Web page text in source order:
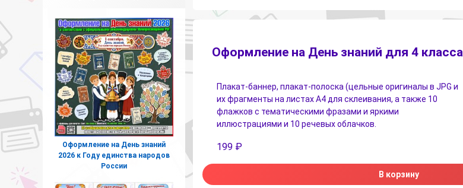
Оформление на День знаний для 4 класса
Плакат-баннер, плакат-полоска (цельные оригиналы в JPG и
их фрагменты на листах A4 для склеивания, а также 10
флажков с тематическими фразами и яркими
иллюстрациями и 10 речевых облачков.
199 ₽
В корзину
Оформление на День знаний
2026 к Году единства народов
России